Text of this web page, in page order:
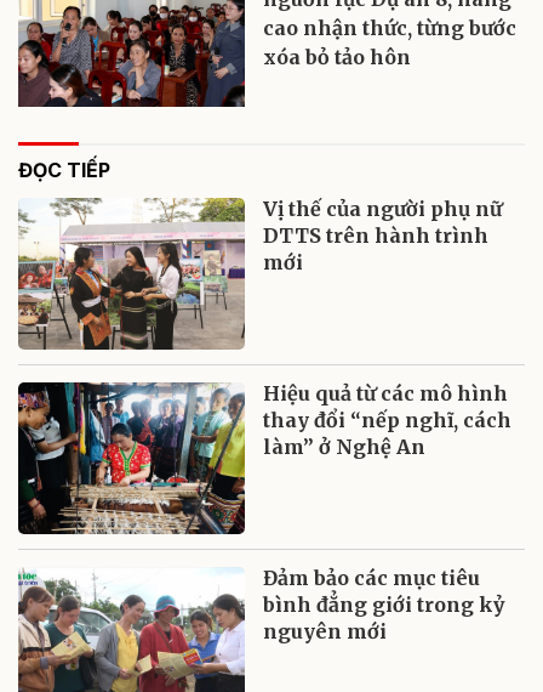
cao nhận thức, từng bước
xóa bỏ tảo hôn
ĐỌC TIẾP
Vị thế của người phụ nữ
DTTS trên hành trình
mới
Hiệu quả từ các mô hình
thay đổi “nếp nghĩ, cách
làm” ở Nghệ An
Đảm bảo các mục tiêu
bình đẳng giới trong kỷ
nguyên mới